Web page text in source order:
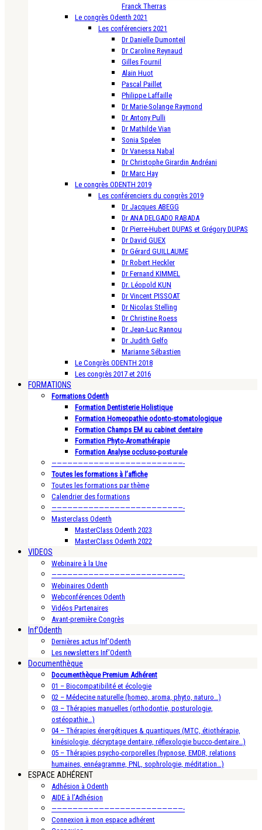
Franck Therras
Le congrès Odenth 2021
Les conférenciers 2021
Dr Danielle Dumonteil
Dr Caroline Reynaud
Gilles Fournil
Alain Huot
Pascal Paillet
Philippe Laffaille
Dr Marie-Solange Raymond
Dr Antony Pulli
Dr Mathilde Vian
Sonia Spelen
Dr Vanessa Nabal
Dr Christophe Girardin Andréani
Dr Marc Hay
Le congrès ODENTH 2019
Les conférenciers du congrès 2019
Dr Jacques ABEGG
Dr ANA DELGADO RABADA
Dr Pierre-Hubert DUPAS et Grégory DUPAS
Dr David GUEX
Dr Gérard GUILLAUME
Dr Robert Heckler
Dr Fernand KIMMEL
Dr. Léopold KUN
Dr Vincent PISSOAT
Dr Nicolas Stelling
Dr Christine Roess
Dr Jean-Luc Rannou
Dr Judith Gelfo
Marianne Sébastien
Le Congrès ODENTH 2018
Les congrès 2017 et 2016
FORMATIONS
Formations Odenth
Formation Dentisterie Holistique
Formation Homeopathie odonto-stomatologique
Formation Champs EM au cabinet dentaire
Formation Phyto-Aromathérapie
Formation Analyse occluso-posturale
—————————————————————————-
Toutes les formations à l’affiche
Toutes les formations par thème
Calendrier des formations
—————————————————————————-
Masterclass Odenth
MasterClass Odenth 2023
MasterClass Odenth 2022
VIDEOS
Webinaire à la Une
—————————————————————————-
Webinaires Odenth
Webconférences Odenth
Vidéos Partenaires
Avant-première Congrès
Inf’Odenth
Dernières actus Inf’Odenth
Les newsletters Inf’Odenth
Documenthèque
Documenthèque Premium Adhérent
01 – Biocompatibilité et écologie
02 – Médecine naturelle (homeo, aroma, phyto, naturo…)
03 – Thérapies manuelles (orthodontie, posturologie,
ostéopathie…)
04 – Thérapies énergétiques & quantiques (MTC, étiothérapie,
kinésiologie, décryptage dentaire, réflexologie bucco-dentaire…)
05 – Thérapies psycho-corporelles (hypnose, EMDR, relations
humaines, ennéagramme, PNL, sophrologie, méditation…)
ESPACE ADHÉRENT
Adhésion à Odenth
AIDE à l’Adhésion
—————————————————————————-
Connexion à mon espace adhérent